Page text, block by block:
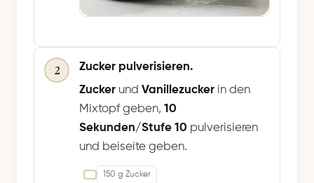
2
Zucker pulverisieren.
Zucker und Vanillezucker in den
Mixtopf geben, 10
Sekunden/Stufe 10 pulverisieren
und beiseite geben.
150 g Zucker